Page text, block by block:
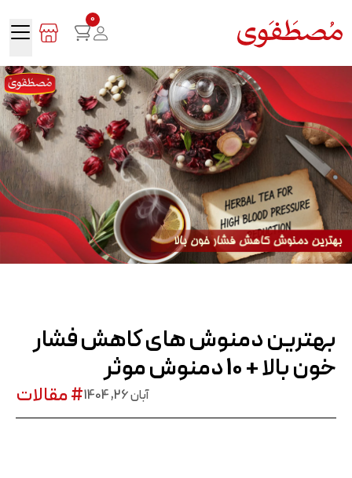
0
بهترین دمنوش های کاهش فشار
خون بالا + 10 دمنوش موثر
آبان 26, 1404 # مقالات